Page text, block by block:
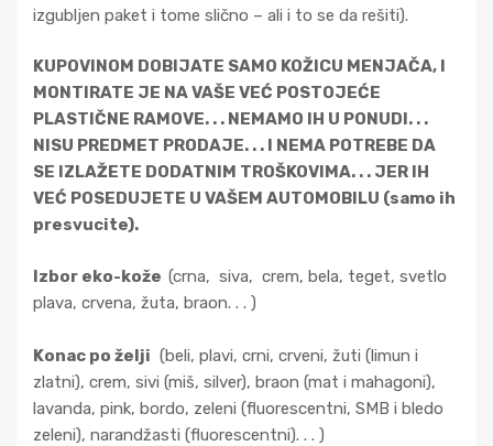
izgubljen paket i tome slično – ali i to se da rešiti).
KUPOVINOM DOBIJATE SAMO KOŽICU MENJAČA, I
MONTIRATE JE NA VAŠE VEĆ POSTOJEĆE
PLASTIČNE RAMOVE. . . NEMAMO IH U PONUDI. . .
NISU PREDMET PRODAJE. . . I NEMA POTREBE DA
SE IZLAŽETE DODATNIM TROŠKOVIMA. . . JER IH
VEĆ POSEDUJETE U VAŠEM AUTOMOBILU (samo ih
presvucite).
Izbor eko-kože (crna, siva, crem, bela, teget, svetlo
plava, crvena, žuta, braon. . . )
Konac po želji (beli, plavi, crni, crveni, žuti (limun i
zlatni), crem, sivi (miš, silver), braon (mat i mahagoni),
lavanda, pink, bordo, zeleni (fluorescentni, SMB i bledo
zeleni), narandžasti (fluorescentni). . . )